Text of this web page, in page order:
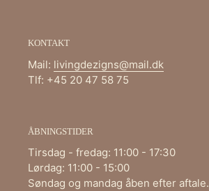
KONTAKT
Mail: livingdezigns@mail.dk
Tlf: +45 20 47 58 75
ÅBNINGSTIDER
Tirsdag - fredag: 11:00 - 17:30
Lørdag: 11:00 - 15:00
Søndag og mandag åben efter aftale.